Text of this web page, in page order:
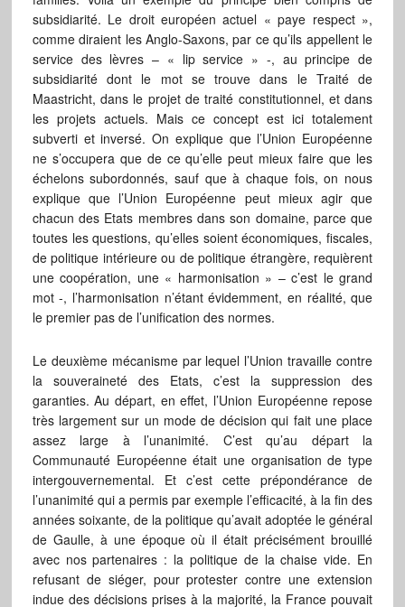
subsidiarité. Le droit européen actuel « paye respect »,
comme diraient les Anglo-Saxons, par ce qu’ils appellent le
service des lèvres – « lip service » -, au principe de
subsidiarité dont le mot se trouve dans le Traité de
Maastricht, dans le projet de traité constitutionnel, et dans
les projets actuels. Mais ce concept est ici totalement
subverti et inversé. On explique que l’Union Européenne
ne s’occupera que de ce qu’elle peut mieux faire que les
échelons subordonnés, sauf que à chaque fois, on nous
explique que l’Union Européenne peut mieux agir que
chacun des Etats membres dans son domaine, parce que
toutes les questions, qu’elles soient économiques, fiscales,
de politique intérieure ou de politique étrangère, requièrent
une coopération, une « harmonisation » – c’est le grand
mot -, l’harmonisation n’étant évidemment, en réalité, que
le premier pas de l’unification des normes.
Le deuxième mécanisme par lequel l’Union travaille contre
la souveraineté des Etats, c’est la suppression des
garanties. Au départ, en effet, l’Union Européenne repose
très largement sur un mode de décision qui fait une place
assez large à l’unanimité. C’est qu’au départ la
Communauté Européenne était une organisation de type
intergouvernemental. Et c’est cette prépondérance de
l’unanimité qui a permis par exemple l’efficacité, à la fin des
années soixante, de la politique qu’avait adoptée le général
de Gaulle, à une époque où il était précisément brouillé
avec nos partenaires : la politique de la chaise vide. En
refusant de siéger, pour protester contre une extension
indue des décisions prises à la majorité, la France pouvait